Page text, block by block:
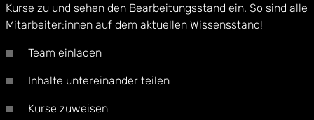
Kurse zu und sehen den Bearbeitungsstand ein. So sind alle
Mitarbeiter:innen auf dem aktuellen Wissensstand!
Team einladen
Inhalte untereinander teilen
Kurse zuweisen